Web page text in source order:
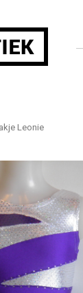
Leonie